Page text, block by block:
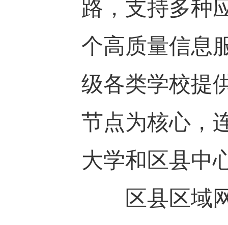
路，支持多种
个高质量信息
级各类学校提
节点为核心，
大学和区县中
区县区域网